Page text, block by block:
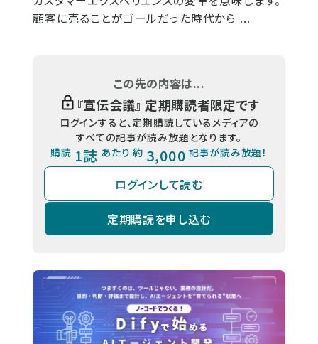
顧客に売ることがゴールだった時代から ...
この先の内容は...
『宣伝会議』 定期購読者限定です
ログインすると、定期購読しているメディアの
すべての記事が読み放題となります。
購読 1誌 あたり 約 3,000 記事が読み放題！
ログインして読む
定期購読を申し込む